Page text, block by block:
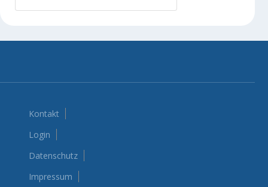
Kontakt
Login
Datenschutz
Impressum